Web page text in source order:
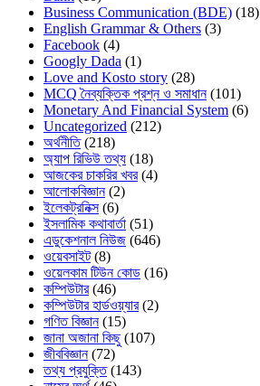
Business Communication (BDE) (18)
English Grammar & Others (3)
Facebook (4)
Googly Dada (1)
Love and Kosto story (28)
MCQ নৈব্যক্তিক প্রশ্ন ও সমাধান(101)
Monetary And Financial System (6)
Uncategorized (212)
অর্থনীতি(218)
অ্যাপ রিভিউ তথ্য (18)
আজকের চাকরির খবর(4)
আলোকবিজ্ঞান(2)
ইলেকট্রনিক্স(6)
ইসলামিক কথাবার্তা (51)
এডুকেশনাল নিউজ (646)
ওয়েবসাইট(8)
ওয়েলকাম টিউন কোড (16)
কম্পিউটার(46)
কম্পিউটার হার্ডওয়্যার(2)
গণিত বিজ্ঞান(15)
জানা অজানা কিছু(107)
জীববিজ্ঞান(72)
তথ্য প্রযুক্তি(143)